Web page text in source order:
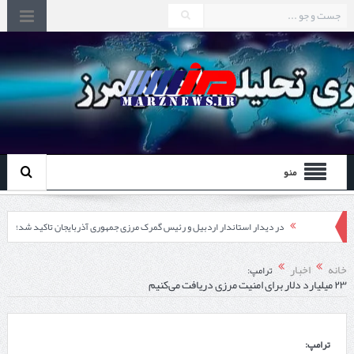
منو
در دیدار استاندار اردبیل و رئیس گمرک مرزی جمهوری آذربایجان تاکید شد؛
توسعه همکاری گمرک‌های مرزی ایران و جمهوری آذربایجان ضرورت دارد
چابهار، جایی که دریا به زندگی سلام می‌کند
گزارش ویژه؛
خانه اخبار ترامپ:
۲۳ میلیارد دلار برای امنیت مرزی دریافت می‌کنیم
ترامپ: